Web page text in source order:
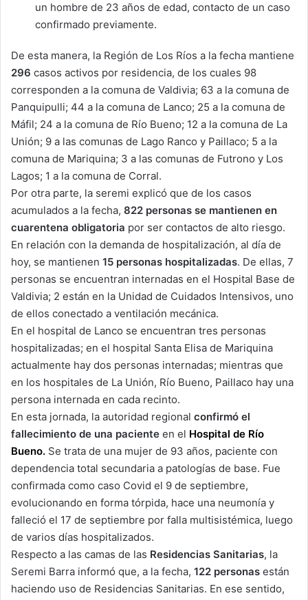
un hombre de 23 años de edad, contacto de un caso
confirmado previamente.
De esta manera, la Región de Los Ríos a la fecha mantiene
296 casos activos por residencia, de los cuales 98
corresponden a la comuna de Valdivia; 63 a la comuna de
Panquipulli; 44 a la comuna de Lanco; 25 a la comuna de
Máfil; 24 a la comuna de Río Bueno; 12 a la comuna de La
Unión; 9 a las comunas de Lago Ranco y Paillaco; 5 a la
comuna de Mariquina; 3 a las comunas de Futrono y Los
Lagos; 1 a la comuna de Corral.
Por otra parte, la seremi explicó que de los casos
acumulados a la fecha, 822 personas se mantienen en
cuarentena obligatoria por ser contactos de alto riesgo.
En relación con la demanda de hospitalización, al día de
hoy, se mantienen 15 personas hospitalizadas. De ellas, 7
personas se encuentran internadas en el Hospital Base de
Valdivia; 2 están en la Unidad de Cuidados Intensivos, uno
de ellos conectado a ventilación mecánica.
En el hospital de Lanco se encuentran tres personas
hospitalizadas; en el hospital Santa Elisa de Mariquina
actualmente hay dos personas internadas; mientras que
en los hospitales de La Unión, Río Bueno, Paillaco hay una
persona internada en cada recinto.
En esta jornada, la autoridad regional confirmó el
fallecimiento de una paciente en el Hospital de Río
Bueno. Se trata de una mujer de 93 años, paciente con
dependencia total secundaria a patologías de base. Fue
confirmada como caso Covid el 9 de septiembre,
evolucionando en forma tórpida, hace una neumonía y
falleció el 17 de septiembre por falla multisistémica, luego
de varios días hospitalizados.
Respecto a las camas de las Residencias Sanitarias, la
Seremi Barra informó que, a la fecha, 122 personas están
haciendo uso de Residencias Sanitarias. En ese sentido,